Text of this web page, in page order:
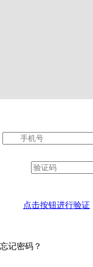
点击按钮进行验证
忘记密码？